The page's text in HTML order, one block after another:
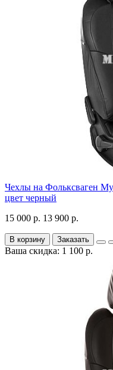
Чехлы на Фольксваген
цвет черный
15 000 р. 13 900 р.
В корзину Заказать
Ваша скидка: 1 100 р.